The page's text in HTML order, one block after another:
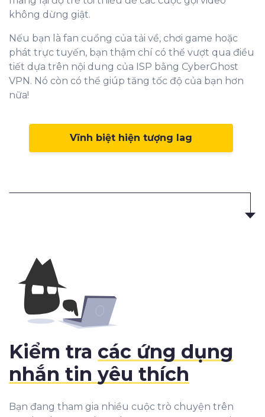
không dừng giật.
Nếu bạn là fan cuồng của tải về, chơi game hoặc
phát trực tuyến, bạn thậm chí có thể vượt qua điều
tiết dựa trên nội dung của ISP bằng CyberGhost
VPN. Nó còn có thể giúp tăng tốc độ của bạn hơn
nữa!
Vĩnh biệt hiện tượng lag
Bạn đang tham gia nhiều cuộc trò chuyện trên
Kiểm tra các ứng dụng
nhắn tin yêu thích